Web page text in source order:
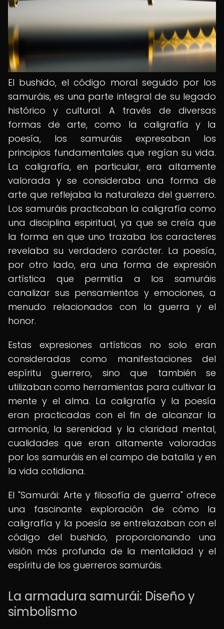
El bushido, el código moral seguido por los
samuráis, es una parte integral de su legado
histórico y cultural. A través de diversas
formas de arte, como la caligrafía y la
poesía, los samuráis expresaban los
principios fundamentales que regían su vida.
La caligrafía, en particular, era altamente
valorada y se consideraba una forma de
arte que reflejaba la naturaleza del guerrero.
Los samuráis practicaban la caligrafía como
una disciplina espiritual, ya que se creía que
la forma en que uno trazaba los caracteres
revelaba su verdadero carácter. La poesía,
por otro lado, era una forma de expresión
artística que permitía a los samuráis
canalizar sus pensamientos y emociones, a
menudo relacionados con la guerra y el
honor.
Estas expresiones artísticas no solo eran
consideradas como manifestaciones del
espíritu guerrero, sino que también se
utilizaban como herramientas para cultivar la
mente y el alma. La caligrafía y la poesía
eran practicadas con el fin de alcanzar la
armonía, la serenidad y la claridad mental,
cualidades que eran altamente valoradas
por los samuráis en el campo de batalla y en
la vida cotidiana.
El "Samurái: Arte y filosofía de guerra" ofrece
una fascinante exploración de cómo la
caligrafía y la poesía se entrelazaban con el
código del bushido, proporcionando una
visión más profunda de la mentalidad y el
espíritu de los guerreros samuráis.
La armadura samurái: Diseño y
simbolismo